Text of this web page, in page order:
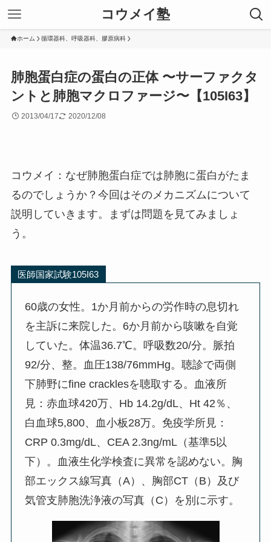
コウメイ塾
ホーム 循環器科、呼吸器科、膠原病科
肺胞蛋白症の蛋白の正体 〜サーファクタ
ントと肺胞マクロファージ〜【105I63】
2013/04/17 2020/12/08
コウメイ：なぜ肺胞蛋白症では肺胞に蛋白がたま
るのでしょうか？今回はそのメカニズムについて
説明していきます。まずは問題を見てみましょ
う。
医師国家試験105I63
60歳の女性。1か月前からの労作時の息切れ
を主訴に来院した。6か月前から咳嗽を自覚
していた。体温36.7℃。呼吸数20/分。脈拍
92/分、整。血圧138/76mmHg。聴診で両側
下肺野にfine cracklesを聴取する。血液所
見：赤血球420万、Hb 14.2g/dL、Ht 42％、
白血球5,800、血小板28万。免疫学所見：
CRP 0.3mg/dL、CEA 2.3ng/mL（基準5以
下）。血液生化学検査に異常を認めない。胸
部エックス線写真（A）、胸部CT（B）及び
気管支肺胞洗浄液の写真（C）を別に示す。